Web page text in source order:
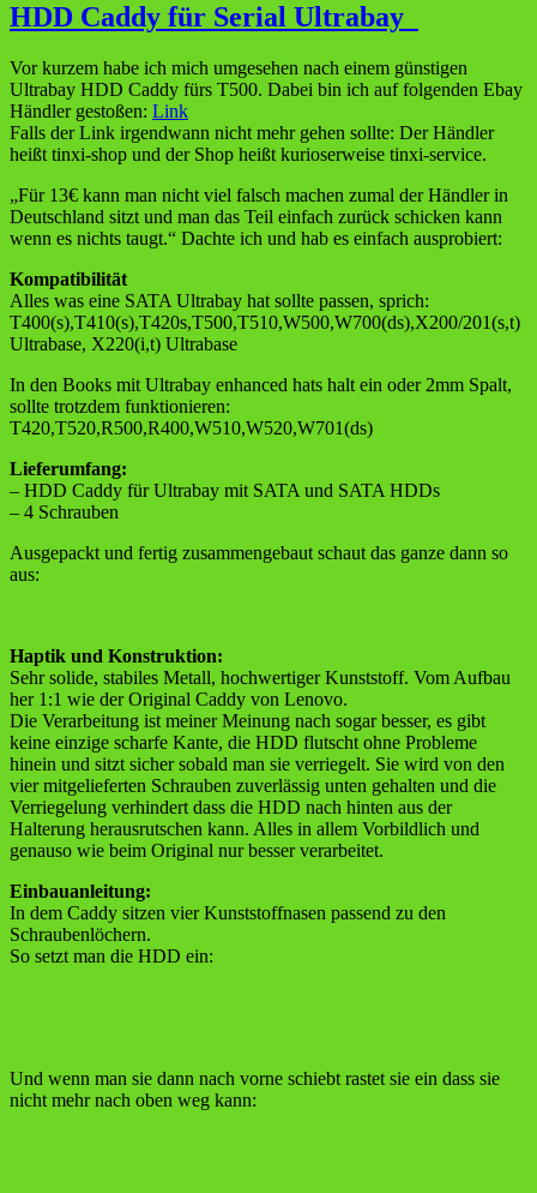
HDD Caddy für Serial Ultrabay
Vor kurzem habe ich mich umgesehen nach einem günstigen
Ultrabay HDD Caddy fürs T500. Dabei bin ich auf folgenden Ebay
Händler gestoßen: Link
Falls der Link irgendwann nicht mehr gehen sollte: Der Händler
heißt tinxi-shop und der Shop heißt kurioserweise tinxi-service.
„Für 13€ kann man nicht viel falsch machen zumal der Händler in
Deutschland sitzt und man das Teil einfach zurück schicken kann
wenn es nichts taugt.“ Dachte ich und hab es einfach ausprobiert:
Kompatibilität
Alles was eine SATA Ultrabay hat sollte passen, sprich:
T400(s),T410(s),T420s,T500,T510,W500,W700(ds),X200/201(s,t)
Ultrabase, X220(i,t) Ultrabase
In den Books mit Ultrabay enhanced hats halt ein oder 2mm Spalt,
sollte trotzdem funktionieren:
T420,T520,R500,R400,W510,W520,W701(ds)
Lieferumfang:
– HDD Caddy für Ultrabay mit SATA und SATA HDDs
– 4 Schrauben
Ausgepackt und fertig zusammengebaut schaut das ganze dann so
aus:
Haptik und Konstruktion:
Sehr solide, stabiles Metall, hochwertiger Kunststoff. Vom Aufbau
her 1:1 wie der Original Caddy von Lenovo.
Die Verarbeitung ist meiner Meinung nach sogar besser, es gibt
keine einzige scharfe Kante, die HDD flutscht ohne Probleme
hinein und sitzt sicher sobald man sie verriegelt. Sie wird von den
vier mitgelieferten Schrauben zuverlässig unten gehalten und die
Verriegelung verhindert dass die HDD nach hinten aus der
Halterung herausrutschen kann. Alles in allem Vorbildlich und
genauso wie beim Original nur besser verarbeitet.
Einbauanleitung:
In dem Caddy sitzen vier Kunststoffnasen passend zu den
Schraubenlöchern.
So setzt man die HDD ein:
Und wenn man sie dann nach vorne schiebt rastet sie ein dass sie
nicht mehr nach oben weg kann: